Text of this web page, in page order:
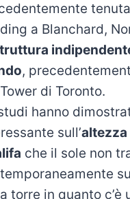
a Blanchard,
,
di Toronto.
hanno
sull’altezza
che il sole non
torre in quanto c’è